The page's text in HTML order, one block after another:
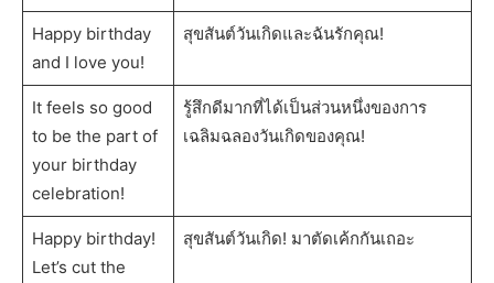
Happy birthday
and I love you!
สุขสันต์วันเกิดและฉันรักคุณ!
It feels so good
to be the part of
your birthday
celebration!
รู้สึกดีมากที่ได้เป็นส่วนหนึ่งของการ
เฉลิมฉลองวันเกิดของคุณ!
Happy birthday!
Let’s cut the
สุขสันต์วันเกิด! มาตัดเค้กกันเถอะ